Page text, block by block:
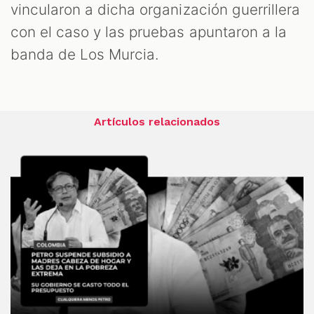
vincularon a dicha organización guerrillera
con el caso y las pruebas apuntaron a la
banda de Los Murcia.
Artículos relacionados